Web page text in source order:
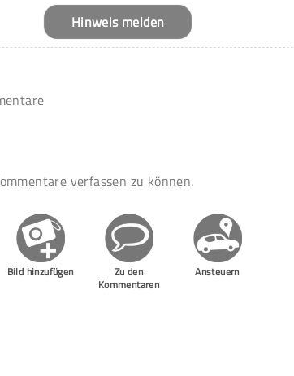
Hinweis melden
verfassen zu können.
Bild hinzufügen
Zu den
Kommentaren
Ansteuern